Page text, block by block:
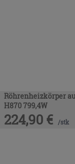
Röhrenheizkörper
H870 799,4W
224,90 € /stk